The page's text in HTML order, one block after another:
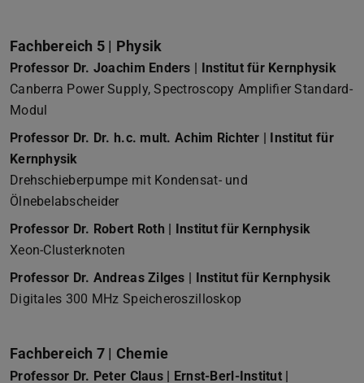
Fachbereich 5 | Physik
Professor Dr. Joachim Enders | Institut für Kernphysik
Canberra Power Supply, Spectroscopy Amplifier Standard-
Modul
Professor Dr. Dr. h.c. mult. Achim Richter | Institut für
Kernphysik
Drehschieberpumpe mit Kondensat- und
Ölnebelabscheider
Professor Dr. Robert Roth | Institut für Kernphysik
Xeon-Clusterknoten
Professor Dr. Andreas Zilges | Institut für Kernphysik
Digitales 300 MHz Speicheroszilloskop
Fachbereich 7 | Chemie
Professor Dr. Peter Claus | Ernst-Berl-Institut |